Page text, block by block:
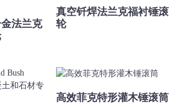
法兰克
真空钎焊法兰克福衬锤滚
轮
高效菲克特形灌木锤滚筒